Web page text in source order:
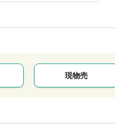
現物売